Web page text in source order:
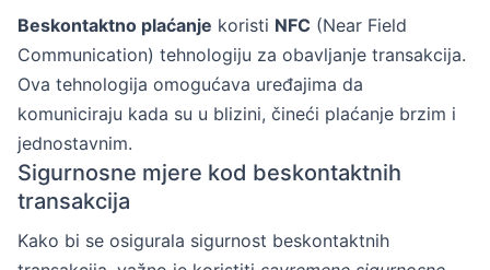
Beskontaktno plaćanje koristi NFC (Near Field
Communication) tehnologiju za obavljanje transakcija.
Ova tehnologija omogućava uređajima da
komuniciraju kada su u blizini, čineći plaćanje brzim i
jednostavnim.
Sigurnosne mjere kod beskontaktnih
transakcija
Kako bi se osigurala sigurnost beskontaktnih